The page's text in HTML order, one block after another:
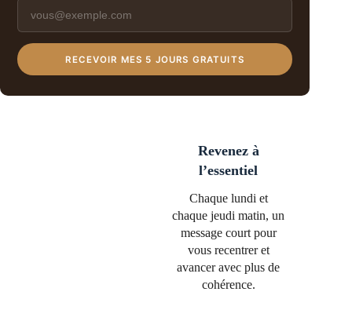
RECEVOIR MES 5 JOURS GRATUITS
Revenez à
l’essentiel
Chaque lundi et
chaque jeudi matin, un
message court pour
vous recentrer et
avancer avec plus de
cohérence.